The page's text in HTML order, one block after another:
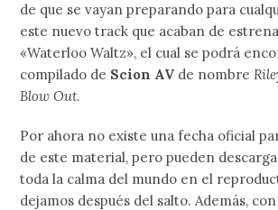
de que se vayan preparando para
este nuevo track que acaban de
«Waterloo Waltz», el cual se podrá
compilado de Scion AV de nombre
Blow Out.
Por ahora no existe una fecha oficial
de este material, pero pueden
toda la calma del mundo en el
dejamos después del salto. Además,